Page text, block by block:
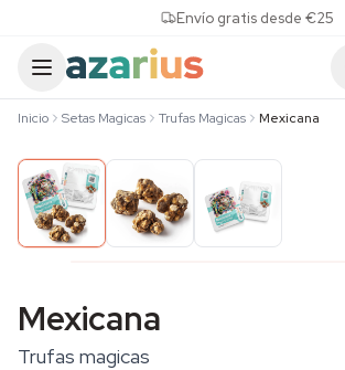
Envío gratis desde €25
Inicio Setas Magicas Trufas Magicas Mexicana
Mexicana
Trufas magicas